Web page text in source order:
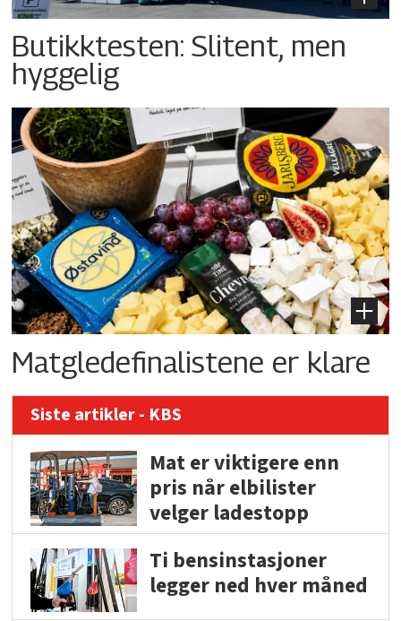
Butikktesten: Slitent, men
hyggelig
Matgledefinalistene er klare
Siste artikler - KBS
Mat er viktigere enn
pris når elbilister
velger ladestopp
Ti bensinstasjoner
legger ned hver måned